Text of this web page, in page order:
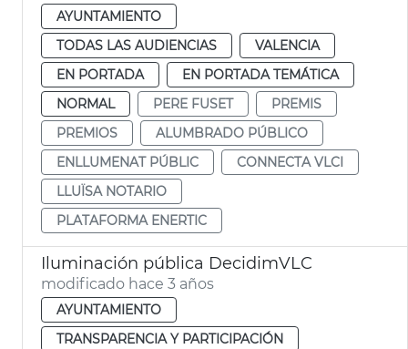
AYUNTAMIENTO
TODAS LAS AUDIENCIAS
VALENCIA
EN PORTADA
EN PORTADA TEMÁTICA
NORMAL
PERE FUSET
PREMIS
PREMIOS
ALUMBRADO PÚBLICO
ENLLUMENAT PÚBLIC
CONNECTA VLCI
LLUÏSA NOTARIO
PLATAFORMA ENERTIC
Iluminación pública DecidimVLC
modificado hace 3 años
AYUNTAMIENTO
TRANSPARENCIA Y PARTICIPACIÓN